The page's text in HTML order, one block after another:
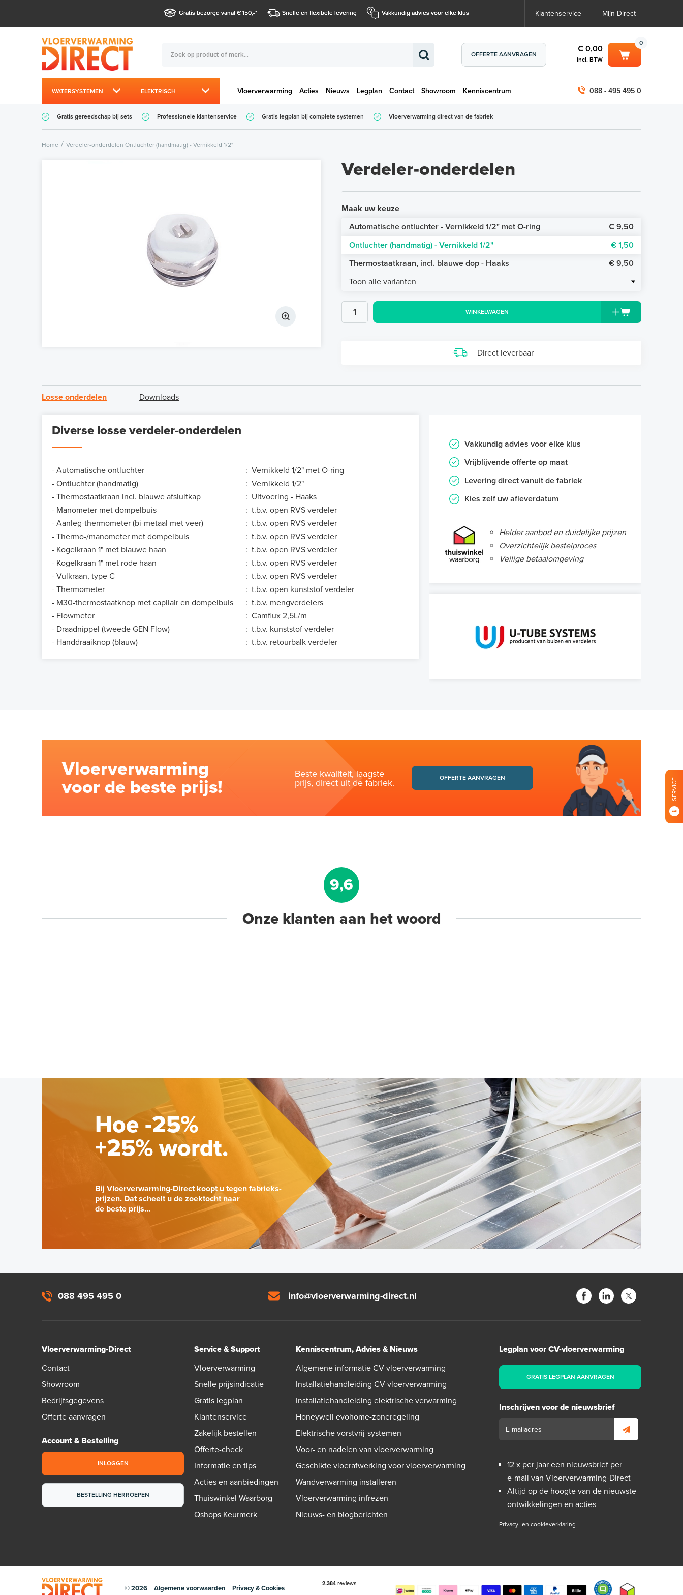
Gratis bezorgd vanaf € 150,-* Snelle en flexibele levering Vakkundig advies voor elke klus Klantenservice Mijn Direct
OFFERTE AANVRAGEN
0
€ 0,00
incl. BTW
WATERSYSTEMEN ELEKTRISCH Vloerverwarming Acties Nieuws Legplan Contact Showroom Kenniscentrum
€ 0,00 088 - 495 495 0
Gratis gereedschap bij sets Professionele klantenservice Gratis legplan bij complete systemen Vloerverwarming direct van de fabriek
Home Verdeler-onderdelen Ontluchter (handmatig) - Vernikkeld 1/2"
Verdeler-onderdelen
Maak uw keuze
Automatische ontluchter - Vernikkeld 1/2" met O-ring
€ 9,50
Ontluchter (handmatig) - Vernikkeld 1/2"
€ 1,50
Thermostaatkraan, incl. blauwe dop - Haaks
€ 9,50
Toon alle varianten
WINKELWAGEN
Direct leverbaar
Losse onderdelen Downloads
Diverse losse verdeler-onderdelen
- Automatische ontluchter : Vernikkeld 1/2" met O-ring
- Ontluchter (handmatig)
: Vernikkeld 1/2"
- Thermostaatkraan incl. blauwe afsluitkap
: Uitvoering - Haaks
- Manometer met dompelbuis
: t.b.v. open RVS verdeler
- Aanleg-thermometer (bi-metaal met veer)
- Thermo-/manometer met dompelbuis
- Kogelkraan 1" met blauwe haan
- Kogelkraan 1" met rode haan
- Vulkraan, type C
- Thermometer
:
:
:
:
:
:
t.b.v. open RVS verdeler
t.b.v. open RVS verdeler
t.b.v. open RVS verdeler
t.b.v. open RVS verdeler
t.b.v. open RVS verdeler
t.b.v. open kunststof verdeler
- M30-thermostaatknop met capilair en dompelbuis
: t.b.v. mengverdelers
- Flowmeter
: Camflux 2,5L/m
- Draadnippel (tweede GEN Flow)
: t.b.v. kunststof verdeler
- Handdraaiknop (blauw)
: t.b.v. retourbalk verdeler
Vakkundig advies voor elke klus
Vrijblijvende offerte op maat
Levering direct vanuit de fabriek
Kies zelf uw afleverdatum
Helder aanbod en duidelijke prijzen
Overzichtelijk bestelproces
Veilige betaalomgeving
Vloerverwarming
voor de beste prijs!
Beste kwaliteit, laagste
prijs, direct uit de fabriek.
OFFERTE AANVRAGEN
9,6
Onze klanten aan het woord
Hoe -25%
+25% wordt.
Bij Vloerverwarming-Direct koopt u tegen fabrieks-
prijzen. Dat scheelt u de zoektocht naar
de beste prijs...
088 495 495 0 info@vloerverwarming-direct.nl
Vloerverwarming-Direct
Contact
Showroom
Bedrijfsgegevens
Offerte aanvragen
Account & Bestelling
INLOGGEN
BESTELLING HERROEPEN
Service & Support
Vloerverwarming
Snelle prijsindicatie
Gratis legplan
Klantenservice
Zakelijk bestellen
Offerte-check
Informatie en tips
Acties en aanbiedingen
Thuiswinkel Waarborg
Qshops Keurmerk
Kenniscentrum, Advies & Nieuws
Algemene informatie CV-vloerverwarming
Installatiehandleiding CV-vloerverwarming
Installatiehandleiding elektrische verwarming
Honeywell evohome-zoneregeling
Elektrische vorstvrij-systemen
Voor- en nadelen van vloerverwarming
Geschikte vloerafwerking voor vloerverwarming
Wandverwarming installeren
Vloerverwarming infrezen
Nieuws- en blogberichten
Legplan voor CV-vloerverwarming
GRATIS LEGPLAN AANVRAGEN
Inschrijven voor de nieuwsbrief
12 x per jaar een nieuwsbrief per
e-mail van Vloerverwarming-Direct
Altijd op de hoogte van de nieuwste
ontwikkelingen en acties
Privacy- en cookieverklaring
© 2026 Algemene voorwaarden Privacy & Cookies
SERVICE